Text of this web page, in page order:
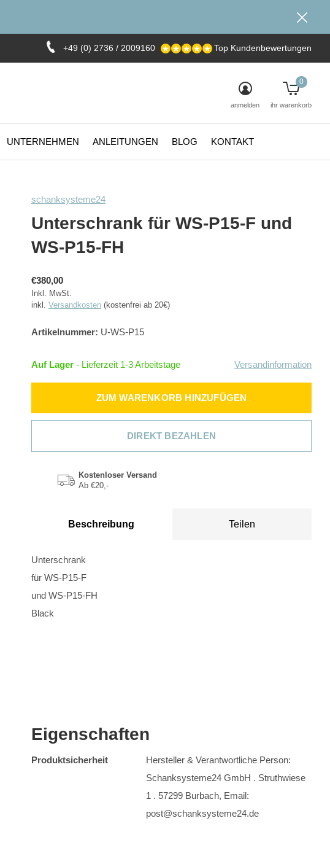
UNTERNEHMEN ANLEITUNGEN BLOG KONTAKT
anmelden ihr warenkorb
0
+49 (0) 2736 / 2009160 Top Kundenbewertungen
schanksysteme24
Unterschrank für WS-P15-F und
WS-P15-FH
€380,00
Inkl. MwSt.
inkl. Versandkosten (kostenfrei ab 20€)
Artikelnummer: U-WS-P15
Auf Lager - Lieferzeit 1-3 Arbeitstage Versandinformation
ZUM WARENKORB HINZUFÜGEN
DIREKT BEZAHLEN
Kostenloser Versand
Ab €20,-
Beschreibung Teilen
Unterschrank
für WS-P15-F
und WS-P15-FH
Black
Eigenschaften
Produktsicherheit
Hersteller & Verantwortliche Person:
Schanksysteme24 GmbH . Struthwiese
1 . 57299 Burbach, Email:
post@schanksysteme24.de